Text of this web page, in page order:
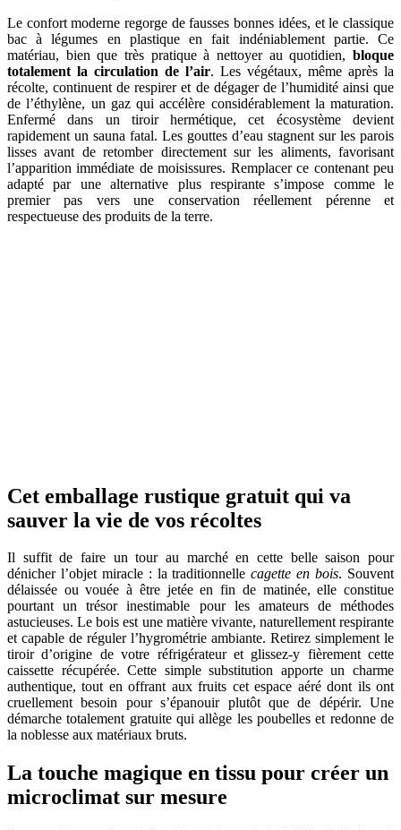
Le confort moderne regorge de fausses bonnes idées, et le classique
bac à légumes en plastique en fait indéniablement partie. Ce
matériau, bien que très pratique à nettoyer au quotidien, bloque
totalement la circulation de l’air. Les végétaux, même après la
récolte, continuent de respirer et de dégager de l’humidité ainsi que
de l’éthylène, un gaz qui accélère considérablement la maturation.
Enfermé dans un tiroir hermétique, cet écosystème devient
rapidement un sauna fatal. Les gouttes d’eau stagnent sur les parois
lisses avant de retomber directement sur les aliments, favorisant
l’apparition immédiate de moisissures. Remplacer ce contenant peu
adapté par une alternative plus respirante s’impose comme le
premier pas vers une conservation réellement pérenne et
respectueuse des produits de la terre.
Cet emballage rustique gratuit qui va
sauver la vie de vos récoltes
Il suffit de faire un tour au marché en cette belle saison pour
dénicher l’objet miracle : la traditionnellecagette en bois. Souvent
délaissée ou vouée à être jetée en fin de matinée, elle constitue
pourtant un trésor inestimable pour les amateurs de méthodes
astucieuses. Le bois est une matière vivante, naturellement respirante
et capable de réguler l’hygrométrie ambiante. Retirez simplement le
tiroir d’origine de votre réfrigérateur et glissez-y fièrement cette
caissette récupérée. Cette simple substitution apporte un charme
authentique, tout en offrant aux fruits cet espace aéré dont ils ont
cruellement besoin pour s’épanouir plutôt que de dépérir. Une
démarche totalement gratuite qui allège les poubelles et redonne de
la noblesse aux matériaux bruts.
La touche magique en tissu pour créer un
microclimat sur mesure